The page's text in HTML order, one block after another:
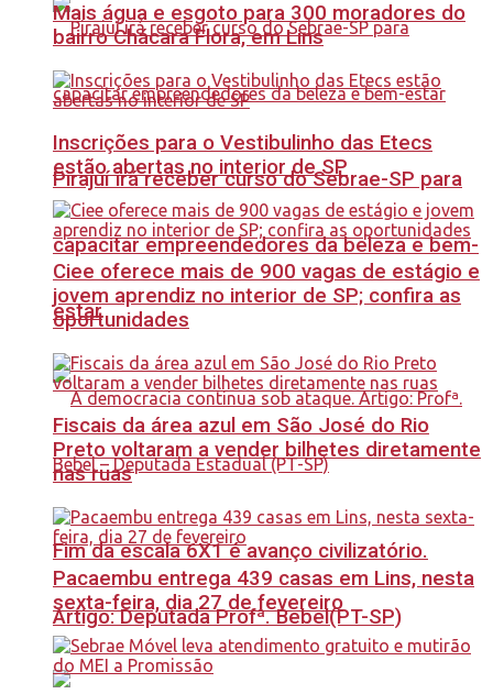
Pirajuí irá receber curso do Sebrae-SP para
capacitar empreendedores da beleza e bem-
estar
Fim da escala 6X1 é avanço civilizatório.
Artigo: Deputada Profª. Bebel(PT-SP)
Mais água e esgoto para 300 moradores do
bairro Chácara Flora, em Lins
Inscrições para o Vestibulinho das Etecs
estão abertas no interior de SP
Ciee oferece mais de 900 vagas de estágio e
jovem aprendiz no interior de SP; confira as
oportunidades
Fiscais da área azul em São José do Rio
Preto voltaram a vender bilhetes diretamente
nas ruas
Pacaembu entrega 439 casas em Lins, nesta
sexta-feira, dia 27 de fevereiro